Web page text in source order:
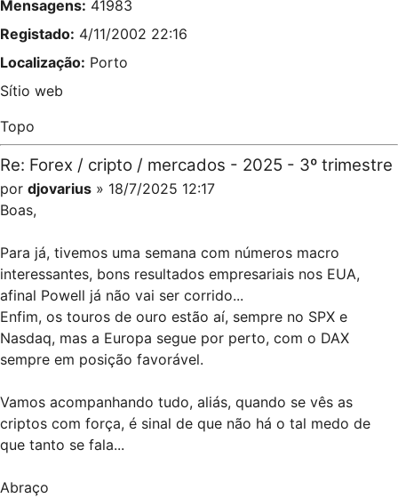
Mensagens: 41983
Registado: 4/11/2002 22:16
Localização: Porto
Sítio web
Topo
Re: Forex / cripto / mercados - 2025 - 3º trimestre
por djovarius » 18/7/2025 12:17
Boas,
Para já, tivemos uma semana com números macro
interessantes, bons resultados empresariais nos EUA,
afinal Powell já não vai ser corrido...
Enfim, os touros de ouro estão aí, sempre no SPX e
Nasdaq, mas a Europa segue por perto, com o DAX
sempre em posição favorável.
Vamos acompanhando tudo, aliás, quando se vês as
criptos com força, é sinal de que não há o tal medo de
que tanto se fala...
Abraço